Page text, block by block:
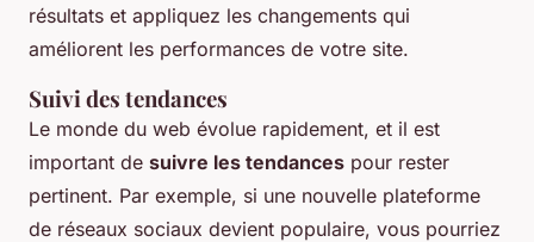
résultats et appliquez les changements qui
améliorent les performances de votre site.
Suivi des tendances
Le monde du web évolue rapidement, et il est
important de suivre les tendances pour rester
pertinent. Par exemple, si une nouvelle plateforme
de réseaux sociaux devient populaire, vous pourriez